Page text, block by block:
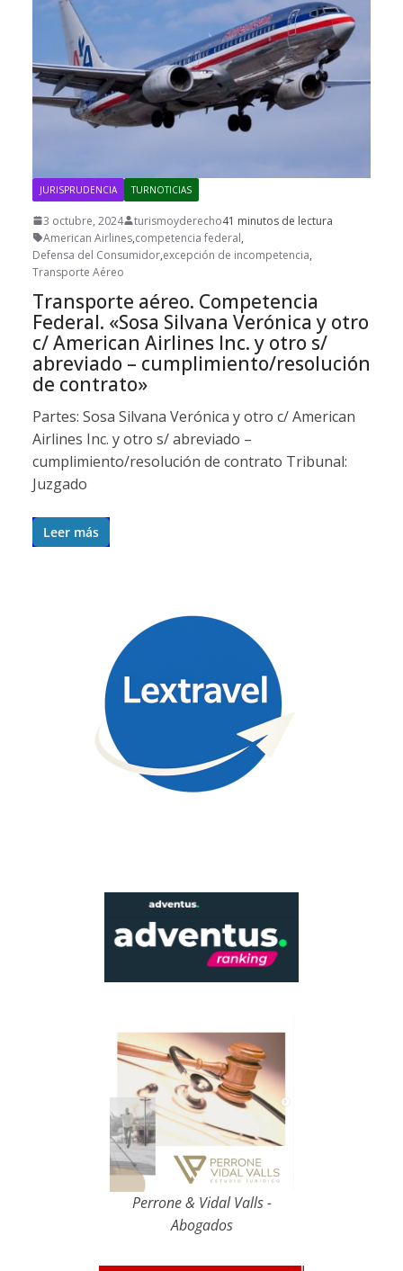
JURISPRUDENCIA TURNOTICIAS
3 octubre, 2024 turismoyderecho41 minutos de lectura
American Airlines,competencia federal,
Defensa del Consumidor,excepción de incompetencia,
Transporte Aéreo
Transporte aéreo. Competencia
Federal. «Sosa Silvana Verónica y otro
c/ American Airlines Inc. y otro s/
abreviado – cumplimiento/resolución
de contrato»
Partes: Sosa Silvana Verónica y otro c/ American
Airlines Inc. y otro s/ abreviado –
cumplimiento/resolución de contrato Tribunal:
Juzgado
Leer más
Perrone & Vidal Valls -
Abogados